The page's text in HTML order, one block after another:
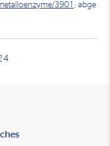
3901 ; abge